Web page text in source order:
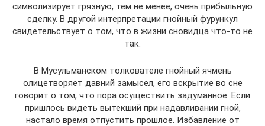
символизирует грязную, тем не менее, очень прибыльную
сделку. В другой интерпретации гнойный фурункул
свидетельствует о том, что в жизни сновидца что-то не
так.
В Мусульманском толкователе гнойный ячмень
олицетворяет давний замысел, его вскрытие во сне
говорит о том, что пора осуществить задуманное. Если
пришлось видеть вытекший при надавливании гной,
настало время отпустить прошлое. Избавление от